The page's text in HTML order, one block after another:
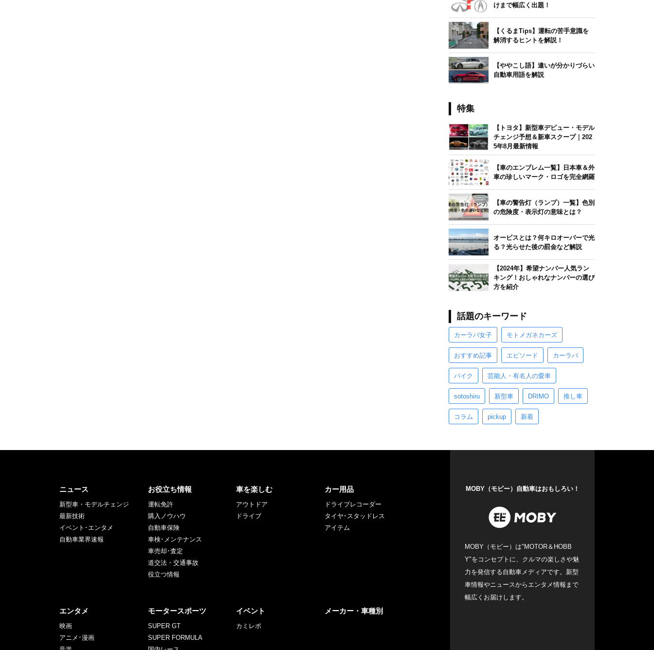
けまで幅広く出題！
【くるまTips】運転の苦手意識を
解消するヒントを解説！
【ややこし語】違いが分かりづらい
自動車用語を解説
特集
【トヨタ】新型車デビュー・モデル
チェンジ予想＆新車スクープ｜202
5年8月最新情報
【車のエンブレム一覧】日本車＆外
車の珍しいマーク・ロゴを完全網羅
【車の警告灯（ランプ）一覧】色別
の危険度・表示灯の意味とは？
オービスとは？何キロオーバーで光
る？光らせた後の罰金など解説
【2024年】希望ナンバー人気ラン
キング！おしゃれなナンバーの選び
方を紹介
話題のキーワード
カーラバ女子 モトメガネカーズ
おすすめ記事 エピソード カーラバ
バイク 芸能人・有名人の愛車
sotoshiru 新型車 DRIMO 推し車
コラム pickup 新着
ニュース
新型車・モデルチェンジ
最新技術
イベント･エンタメ
自動車業界速報
お役立ち情報
運転免許
購入ノウハウ
自動車保険
車検･メンテナンス
車売却･査定
道交法・交通事故
役立つ情報
車を楽しむ
アウトドア
ドライブ
カー用品
ドライブレコーダー
タイヤ･スタッドレス
アイテム
エンタメ
映画
アニメ･漫画
モータースポーツ
SUPER GT
SUPER FORMULA
イベント
カミレポ
メーカー・車種別
MOBY（モビー）自動車はおもしろい！
MOBY（モビー）は"MOTOR＆HOBB
Y"をコンセプトに、クルマの楽しさや魅
力を発信する自動車メディアです。新型
車情報やニュースからエンタメ情報まで
幅広くお届けします。